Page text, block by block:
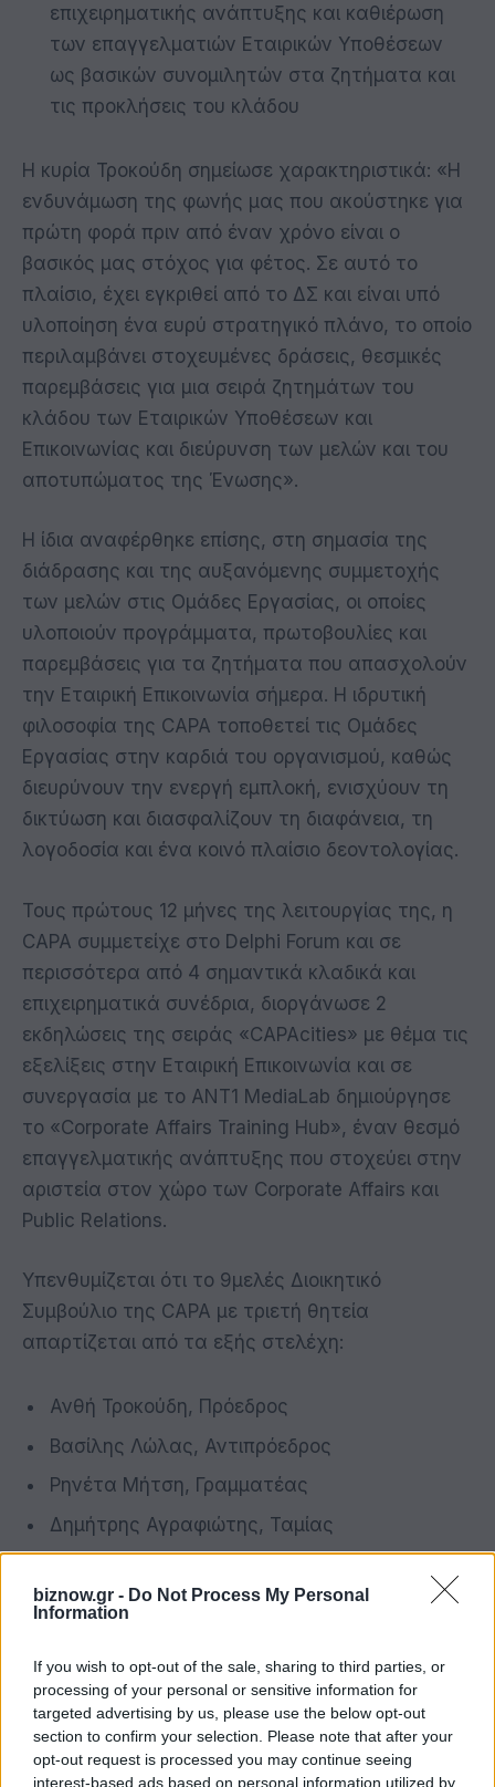
biznow.gr - Do Not Process My Personal
Information
If you wish to opt-out of the sale, sharing to third parties, or
processing of your personal or sensitive information for
targeted advertising by us, please use the below opt-out
section to confirm your selection. Please note that after your
opt-out request is processed you may continue seeing
interest-based ads based on personal information utilized by
επιχειρηματικής ανάπτυξης και καθιέρωση
των επαγγελματιών Εταιρικών Υποθέσεων
ως βασικών συνομιλητών στα ζητήματα και
τις προκλήσεις του κλάδου
Η κυρία Τροκούδη σημείωσε χαρακτηριστικά: «Η
ενδυνάμωση της φωνής μας που ακούστηκε για
πρώτη φορά πριν από έναν χρόνο είναι ο
βασικός μας στόχος για φέτος. Σε αυτό το
πλαίσιο, έχει εγκριθεί από το ΔΣ και είναι υπό
υλοποίηση ένα ευρύ στρατηγικό πλάνο, το οποίο
περιλαμβάνει στοχευμένες δράσεις, θεσμικές
παρεμβάσεις για μια σειρά ζητημάτων του
κλάδου των Εταιρικών Υποθέσεων και
Επικοινωνίας και διεύρυνση των μελών και του
αποτυπώματος της Ένωσης».
Η ίδια αναφέρθηκε επίσης, στη σημασία της
διάδρασης και της αυξανόμενης συμμετοχής
των μελών στις Ομάδες Εργασίας, οι οποίες
υλοποιούν προγράμματα, πρωτοβουλίες και
παρεμβάσεις για τα ζητήματα που απασχολούν
την Εταιρική Επικοινωνία σήμερα. Η ιδρυτική
φιλοσοφία της CAPA τοποθετεί τις Ομάδες
Εργασίας στην καρδιά του οργανισμού, καθώς
διευρύνουν την ενεργή εμπλοκή, ενισχύουν τη
δικτύωση και διασφαλίζουν τη διαφάνεια, τη
λογοδοσία και ένα κοινό πλαίσιο δεοντολογίας.
Τους πρώτους 12 μήνες της λειτουργίας της, η
CAPA συμμετείχε στο Delphi Forum και σε
περισσότερα από 4 σημαντικά κλαδικά και
επιχειρηματικά συνέδρια, διοργάνωσε 2
εκδηλώσεις της σειράς «CAPAcities» με θέμα τις
εξελίξεις στην Εταιρική Επικοινωνία και σε
συνεργασία με το ΑΝΤ1 MediaLab δημιούργησε
το «Corporate Affairs Training Hub», έναν θεσμό
επαγγελματικής ανάπτυξης που στοχεύει στην
αριστεία στον χώρο των Corporate Affairs και
Public Relations.
Υπενθυμίζεται ότι το 9μελές Διοικητικό
Συμβούλιο της CAPA με τριετή θητεία
απαρτίζεται από τα εξής στελέχη:
Ανθή Τροκούδη, Πρόεδρος
Βασίλης Λώλας, Αντιπρόεδρος
Ρηνέτα Μήτση, Γραμματέας
Δημήτρης Αγραφιώτης, Ταμίας
Πάκης Παπαδημητρίου, Μέλος
Ρόη Χάικου, Μέλος
Χριστίνα Κουτρομάνου, Μέλος